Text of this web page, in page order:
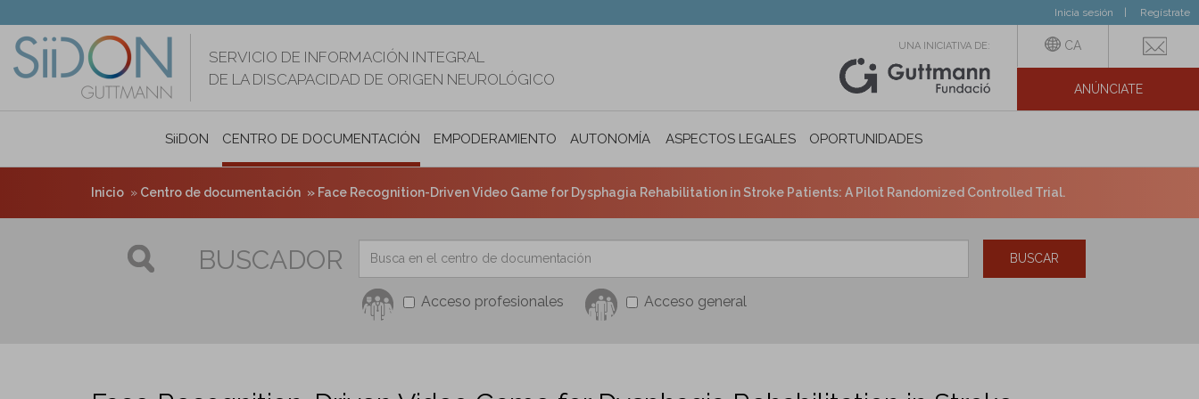
contenido
principal
Inicia sesión Regístrate
SERVICIO DE INFORMACIÓN INTEGRAL
DE LA DISCAPACIDAD DE ORIGEN NEUROLÓGICO
UNA INICIATIVA DE: CA
ANÚNCIATE
SiiDON CENTRO DE DOCUMENTACIÓN EMPODERAMIENTO AUTONOMÍA PERSONAL E INCLUSIÓN SOCIAL
ASPECTOS LEGALES OPORTUNIDADES
Inicio Centro de documentación Face Recognition-Driven Video Game for Dysphagia Rehabilitation in Stroke Patients: A Pilot Randomized Controlled Trial.
BUSCADOR
Acceso profesionales Acceso general
BUSCAR